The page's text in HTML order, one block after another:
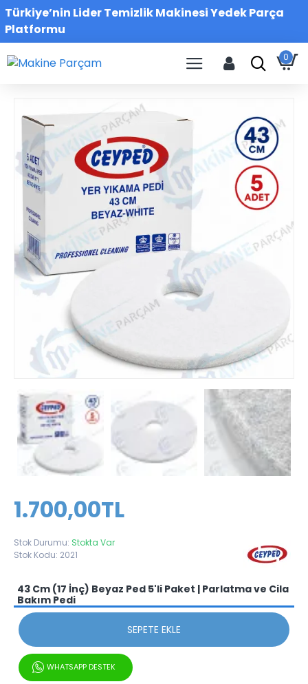
Türkiye’nin Lider Temizlik Makinesi Yedek Parça
Platformu
0
43 Cm (17 İnç) Beyaz Ped 5'li Paket | Parlatma ve Cila
Bakım Pedi
Stok Durumu: Stokta Var
Stok Kodu: 2021
1.700,00TL
SEPETE EKLE
WHATSAPP DESTEK